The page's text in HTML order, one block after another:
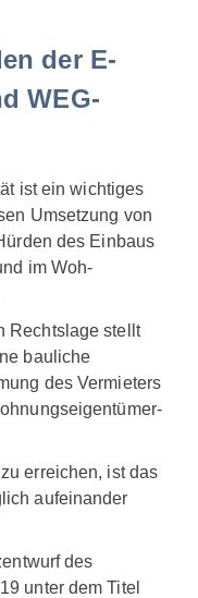
der E-
WEG-
ist ein wichtiges
Umsetzung von
des Einbaus
im Woh-
Rechtslage stellt
bauliche
des Vermieters
erreichen, ist das
aufeinander
des
unter dem Titel